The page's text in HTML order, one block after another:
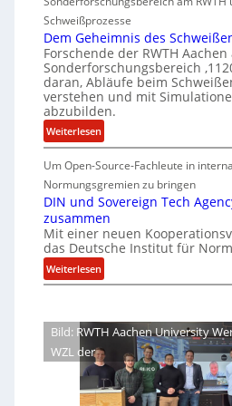
c
h
e
e
i
t
s
h
e
k
l
e
i
u
n
g
e
e
ff
e
n
t
e
G
l
e
n
z
w
i
d
A
e
a
V
i
e
e
s
i
d
e
e
p
L
ü
b
e
r
n
i
t
M
i
x
h
a
Schweißprozesse
Dem Geheimnis des
Forschende der RWTH
Sonderforschungsbereich
daran, Abläufe beim
verstehen und mit
abzubilden.
Weiterlesen:
D
e
m
G
e
h
e
i
m
i
s
d
e
s
Um Open-Source-Fachleute in
Normungsgremien zu bringen
DIN und Sovereign Tech
zusammen
Mit einer neuen
das Deutsche Institut für
Weiterlesen:
D
N
u
n
d
S
Bild: RWTH Aachen University
WZL der